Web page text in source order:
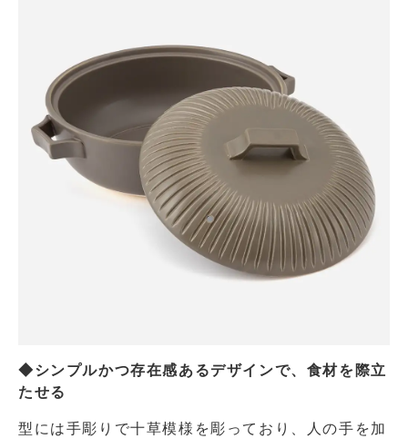
◆シンプルかつ存在感あるデザインで、食材を際立
たせる
型には手彫りで十草模様を彫っており、人の手を加